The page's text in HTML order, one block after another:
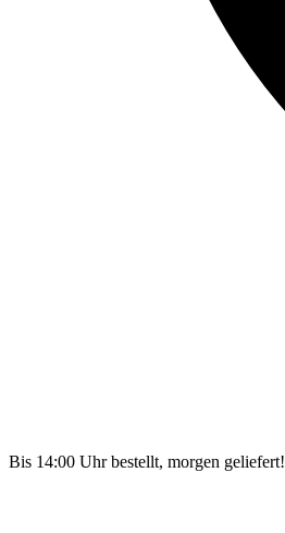
Bis 14:00 Uhr bestellt, morgen geliefert!